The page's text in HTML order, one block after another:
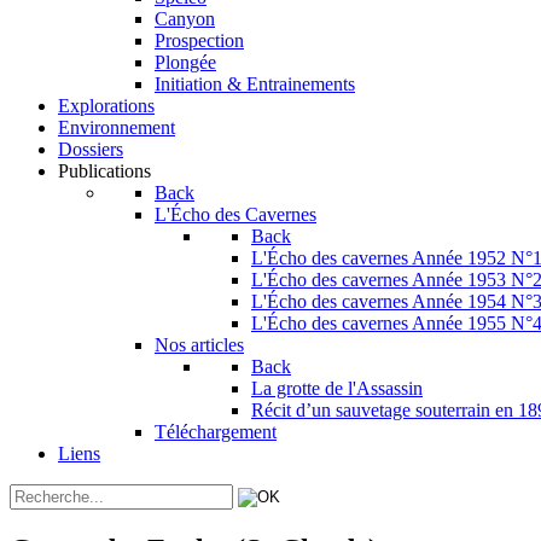
Canyon
Prospection
Plongée
Initiation & Entrainements
Explorations
Environnement
Dossiers
Publications
Back
L'Écho des Cavernes
Back
L'Écho des cavernes Année 1952 N°1
L'Écho des cavernes Année 1953 N°2
L'Écho des cavernes Année 1954 N°3
L'Écho des cavernes Année 1955 N°4
Nos articles
Back
La grotte de l'Assassin
Récit d’un sauvetage souterrain en
Téléchargement
Liens